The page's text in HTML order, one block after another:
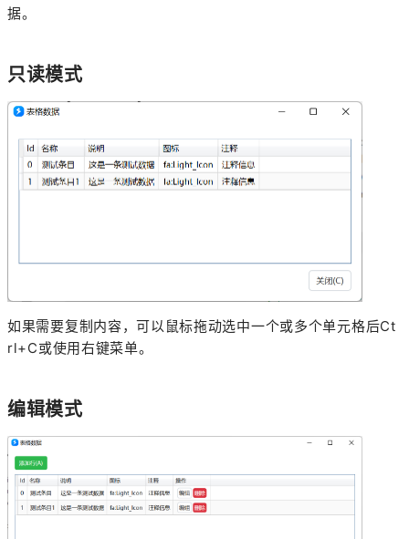
据。
只读模式
如果需要复制内容，可以鼠标拖动选中一个或多个单元格后Ct
rl+C或使用右键菜单。
编辑模式